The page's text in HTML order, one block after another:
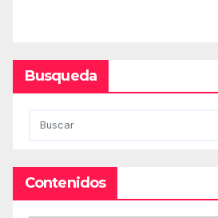
Busqueda
Contenidos